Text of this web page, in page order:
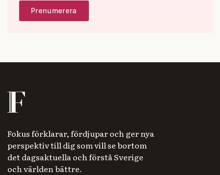
Fokus förklarar, fördjupar och ger nya
perspektiv till dig som vill se bortom
det dagsaktuella och förstå Sverige
och världen bättre.